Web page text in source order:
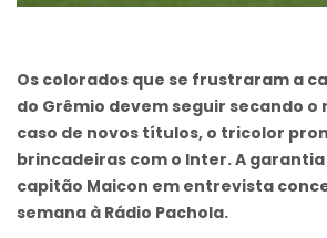
Os colorados que se frustraram a
do Grêmio devem seguir secando o
caso de novos títulos, o tricolor
brincadeiras com o Inter. A
capitão Maicon em entrevista
semana à Rádio Pachola.